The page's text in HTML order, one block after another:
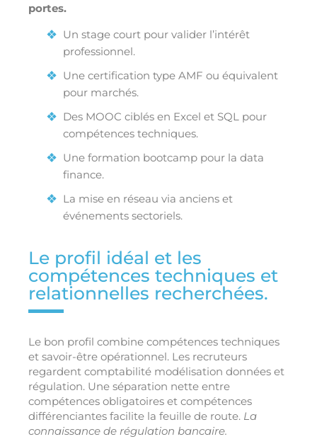
portes.
Un stage court pour valider l’intérêt
professionnel.
Une certification type AMF ou équivalent
pour marchés.
Des MOOC ciblés en Excel et SQL pour
compétences techniques.
Une formation bootcamp pour la data
finance.
La mise en réseau via anciens et
événements sectoriels.
Le profil idéal et les
compétences techniques et
relationnelles recherchées.
Le bon profil combine compétences techniques
et savoir-être opérationnel. Les recruteurs
regardent comptabilité modélisation données et
régulation. Une séparation nette entre
compétences obligatoires et compétences
différenciantes facilite la feuille de route. La
connaissance de régulation bancaire.